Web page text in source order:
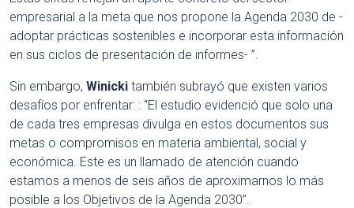
empresarial a la meta que nos propone la Agenda 2030 de -
adoptar prácticas sostenibles e incorporar esta información
en sus ciclos de presentación de informes- ”.
Sin embargo, Winicki también subrayó que existen varios
desafíos por enfrentar: : “El estudio evidenció que solo una
de cada tres empresas divulga en estos documentos sus
metas o compromisos en materia ambiental, social y
económica. Este es un llamado de atención cuando
estamos a menos de seis años de aproximarnos lo más
posible a los Objetivos de la Agenda 2030”.